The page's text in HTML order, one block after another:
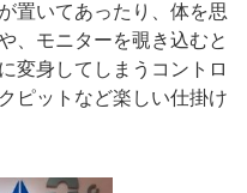
置いてあったり、体を思
、モニターを覗き込むと
変身してしまうコントロ
ピットなど楽しい仕掛け